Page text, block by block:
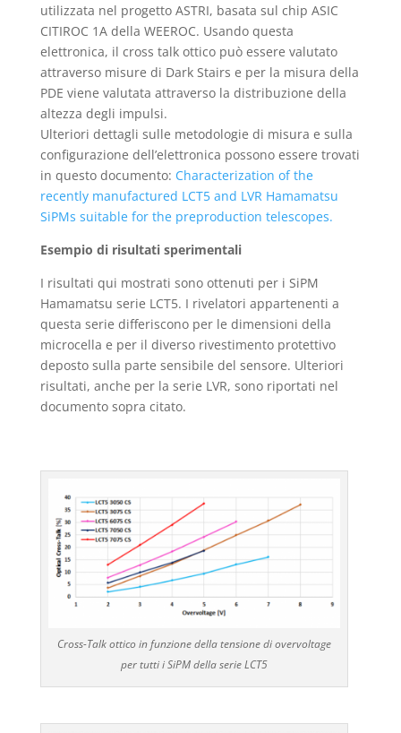
utilizzata nel progetto ASTRI, basata sul chip ASIC
CITIROC 1A della WEEROC. Usando questa
elettronica, il cross talk ottico può essere valutato
attraverso misure di Dark Stairs e per la misura della
PDE viene valutata attraverso la distribuzione della
altezza degli impulsi.
Ulteriori dettagli sulle metodologie di misura e sulla
configurazione dell’elettronica possono essere trovati
in questo documento: Characterization of the
recently manufactured LCT5 and LVR Hamamatsu
SiPMs suitable for the preproduction telescopes.
Esempio di risultati sperimentali
I risultati qui mostrati sono ottenuti per i SiPM
Hamamatsu serie LCT5. I rivelatori appartenenti a
questa serie differiscono per le dimensioni della
microcella e per il diverso rivestimento protettivo
deposto sulla parte sensibile del sensore. Ulteriori
risultati, anche per la serie LVR, sono riportati nel
documento sopra citato.
Cross-Talk ottico in funzione della tensione di overvoltage
per tutti i SiPM della serie LCT5